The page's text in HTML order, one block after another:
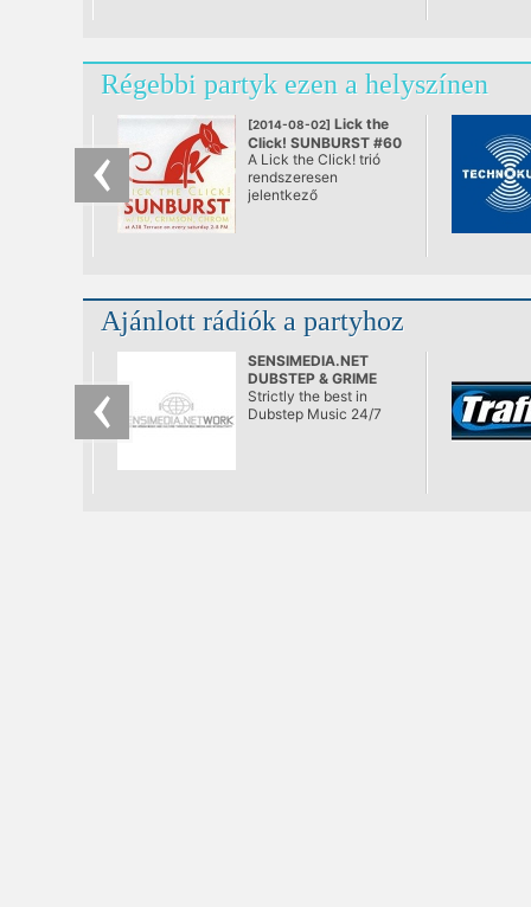
Régebbi partyk ezen a helyszínen
[2014-08-02] Lick the
Click! SUNBURST #60
@ A38, Budapest
A Lick the Click! trió
rendszeresen
jelentkező
se nem before. Ebéd
utáni lazulás a Dunán.
Bólogatós,
kézfelrakós,
mosolygós zenék,
remek italok egészen
naplementéig.
Ajánlott rádiók a partyhoz
SENSIMEDIA.NET
DUBSTEP & GRIME
RADIO
Strictly the best in
Dubstep Music 24/7